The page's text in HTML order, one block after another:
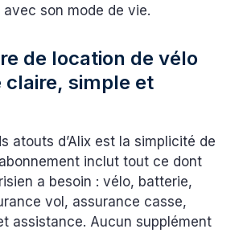
son mode de vie.
de location de vélo
simple et
atouts d’Alix est la simplicité de
inclut tout ce dont
a besoin : vélo, batterie,
vol, assurance casse,
assistance. Aucun supplément